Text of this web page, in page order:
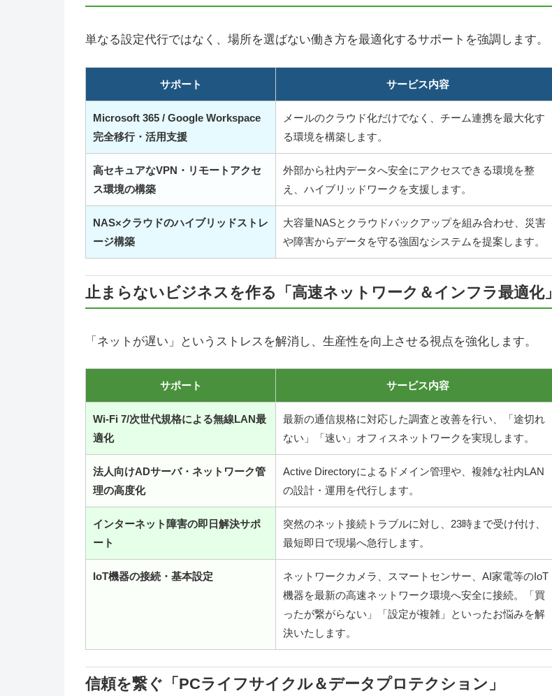
単なる設定代行ではなく、場所を選ばない働き方を最適化するサポートを強調します。
サポート サービス内容
Microsoft 365 / Google Workspace
完全移行・活用支援
メールのクラウド化だけでなく、チーム連携を最大化す
る環境を構築します。
高セキュアなVPN・リモートアクセ
ス環境の構築
外部から社内データへ安全にアクセスできる環境を整
え、ハイブリッドワークを支援します。
NAS×クラウドのハイブリッドストレ
ージ構築
大容量NASとクラウドバックアップを組み合わせ、災害
や障害からデータを守る強固なシステムを提案します。
止まらないビジネスを作る「高速ネットワーク＆インフラ最適化」
「ネットが遅い」というストレスを解消し、生産性を向上させる視点を強化します。
サポート サービス内容
Wi-Fi 7/次世代規格による無線LAN最
適化
最新の通信規格に対応した調査と改善を行い、「途切れ
ない」「速い」オフィスネットワークを実現します。
法人向けADサーバ・ネットワーク管
理の高度化
Active Directoryによるドメイン管理や、複雑な社内LAN
の設計・運用を代行します。
インターネット障害の即日解決サポ
ート
突然のネット接続トラブルに対し、23時まで受け付け、
最短即日で現場へ急行します。
IoT機器の接続・基本設定
ネットワークカメラ、スマートセンサー、AI家電等のIoT
機器を最新の高速ネットワーク環境へ安全に接続。「買
ったが繋がらない」「設定が複雑」といったお悩みを解
決いたします。
信頼を繋ぐ「PCライフサイクル＆データプロテクション」